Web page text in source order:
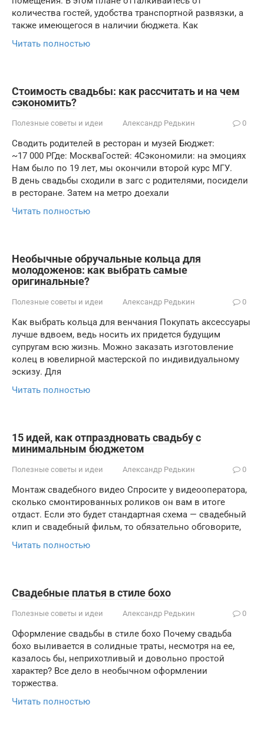
количества гостей, удобства транспортной развязки, а
также имеющегося в наличии бюджета. Как
Читать полностью
Стоимость свадьбы: как рассчитать и на чем
сэкономить?
Полезные советы и идеи Александр Редькин 0
Сводить родителей в ресторан и музей Бюджет:
~17 000 РГде: МоскваГостей: 4Сэкономили: на эмоциях
Нам было по 19 лет, мы окончили второй курс МГУ.
В день свадьбы сходили в загс с родителями, посидели
в ресторане. Затем на метро доехали
Читать полностью
Необычные обручальные кольца для
молодоженов: как выбрать самые
оригинальные?
Полезные советы и идеи Александр Редькин 0
Как выбрать кольца для венчания Покупать аксессуары
лучше вдвоем, ведь носить их придется будущим
супругам всю жизнь. Можно заказать изготовление
колец в ювелирной мастерской по индивидуальному
эскизу. Для
Читать полностью
15 идей, как отпраздновать свадьбу с
минимальным бюджетом
Полезные советы и идеи Александр Редькин 0
Монтаж свадебного видео Спросите у видеооператора,
сколько смонтированных роликов он вам в итоге
отдаст. Если это будет стандартная схема — свадебный
клип и свадебный фильм, то обязательно обговорите,
Читать полностью
Свадебные платья в стиле бохо
Полезные советы и идеи Александр Редькин 0
Оформление свадьбы в стиле бохо Почему свадьба
бохо выливается в солидные траты, несмотря на ее,
казалось бы, неприхотливый и довольно простой
характер? Все дело в необычном оформлении
торжества.
Читать полностью